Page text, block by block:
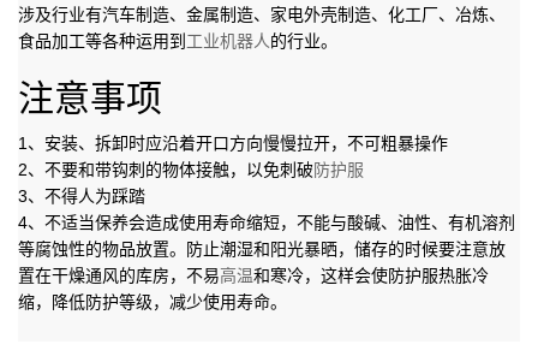
涉及行业有汽车制造、金属制造、家电外壳制造、化工厂、冶炼、
食品加工等各种运用到 工业机器人的行业。
注意事项
1、安装、拆卸时应沿着开口方向慢慢拉开，不可粗暴操作
2、不要和带钩刺的物体接触，以免刺破防护服
3、不得人为踩踏
4、不适当保养会造成使用寿命缩短，不能与酸碱、油性、有机溶剂
等腐蚀性的物品放置。防止潮湿和阳光暴晒，储存的时候要注意放
置在干燥通风的库房，不易高温和寒冷，这样会使防护服热胀冷
缩，降低防护等级，减少使用寿命。